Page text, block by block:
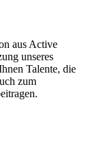
aus Active
unseres
Talente, die
zum